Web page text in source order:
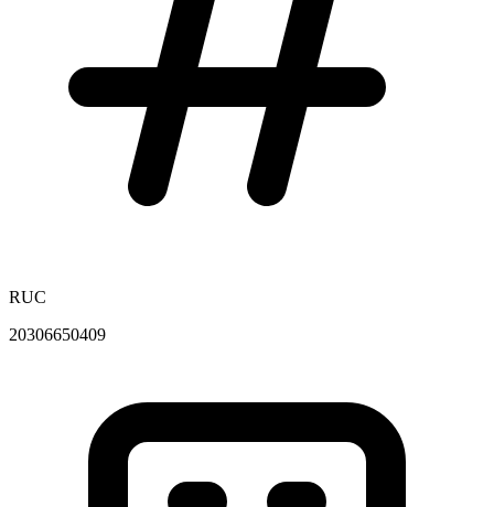
RUC
20306650409